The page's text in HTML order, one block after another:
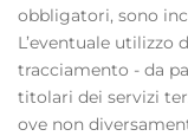
obbligatori, sono
L’eventuale
tracciamento - da
titolari dei servizi
ove non